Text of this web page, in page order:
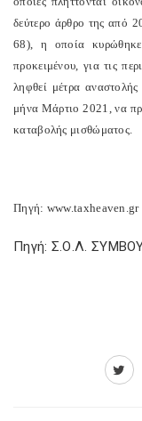
δεύτερο άρθρο της από
68), η οποία
προκειμένου, για τις
ληφθεί μέτρα
μήνα Μάρτιο 2021, να
καταβολής μισθώματος.
Πηγή: www.taxheaven.gr
Πηγή: Σ.Ο.Λ.